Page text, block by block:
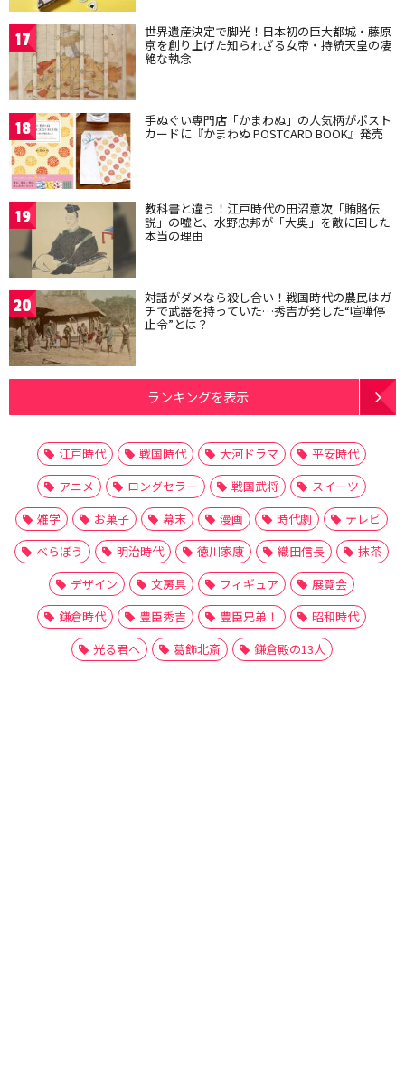
17 世界遺産決定で脚光！日本初の巨大都城・藤原
京を創り上げた知られざる女帝・持統天皇の凄
絶な執念
18 手ぬぐい専門店「かまわぬ」の人気柄がポスト
カードに『かまわぬ POSTCARD BOOK』発売
19 教科書と違う！江戸時代の田沼意次「賄賂伝
説」の嘘と、水野忠邦が「大奥」を敵に回した
本当の理由
20 対話がダメなら殺し合い！戦国時代の農民はガ
チで武器を持っていた…秀吉が発した“喧嘩停
止令”とは？
ランキングを表示
江戸時代 戦国時代 大河ドラマ
平安時代
アニメ
ロングセラー 戦国武将
スイーツ
雑学
お菓子 幕末 漫画 時代劇
テレビ
べらぼう
明治時代 徳川家康 織田信長
抹茶
デザイン
文房具 フィギュア
展覧会
鎌倉時代
豊臣秀吉 豊臣兄弟！
昭和時代
光る君へ
葛飾北斎 鎌倉殿の13人